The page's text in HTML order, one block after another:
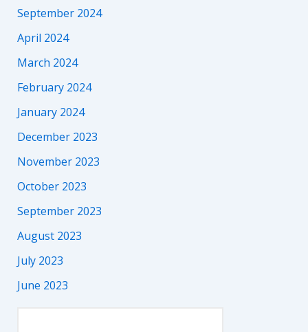
September 2024
April 2024
March 2024
February 2024
January 2024
December 2023
November 2023
October 2023
September 2023
August 2023
July 2023
June 2023